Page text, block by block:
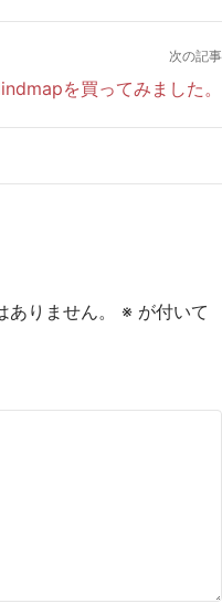
次の記事
を買ってみました。
りません。 ※ が付いて